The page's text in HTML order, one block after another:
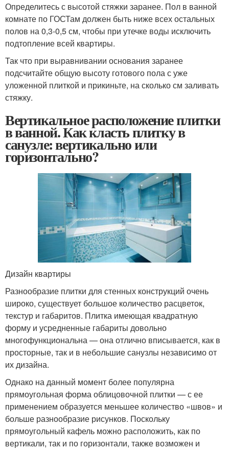
Определитесь с высотой стяжки заранее. Пол в ванной
комнате по ГОСТам должен быть ниже всех остальных
полов на 0,3-0,5 см, чтобы при утечке воды исключить
подтопление всей квартиры.
Так что при выравнивании основания заранее
подсчитайте общую высоту готового пола с уже
уложенной плиткой и прикиньте, на сколько см заливать
стяжку.
Вертикальное расположение плитки
в ванной. Как класть плитку в
санузле: вертикально или
горизонтально?
Дизайн квартиры
Разнообразие плитки для стенных конструкций очень
широко, существует большое количество расцветок,
текстур и габаритов. Плитка имеющая квадратную
форму и усредненные габариты довольно
многофункциональна — она отлично вписывается, как в
просторные, так и в небольшие санузлы независимо от
их дизайна.
Однако на данный момент более популярна
прямоугольная форма облицовочной плитки — с ее
применением образуется меньшее количество «швов» и
больше разнообразие рисунков. Поскольку
прямоугольный кафель можно расположить, как по
вертикали, так и по горизонтали, также возможен и